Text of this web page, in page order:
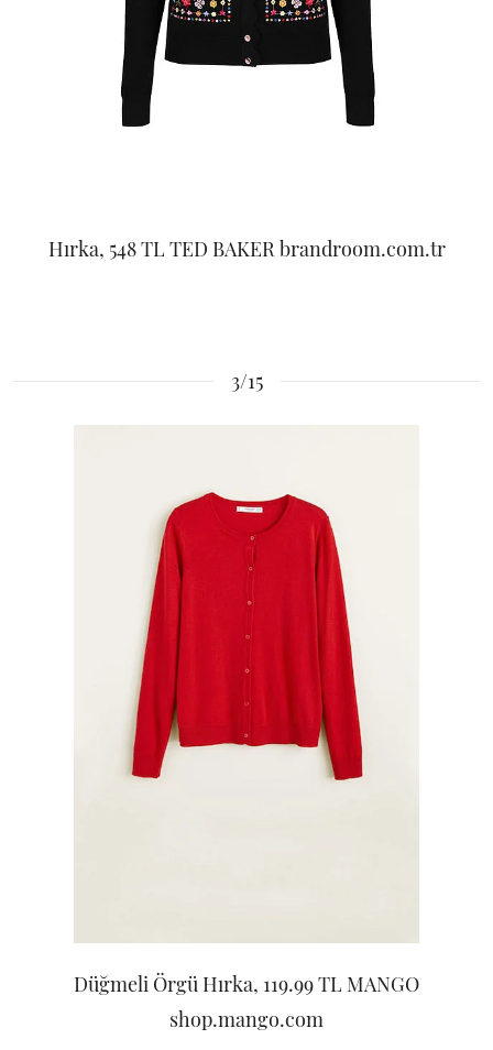
Hırka, 548 TL TED BAKER brandroom.com.tr
3/15
Düğmeli Örgü Hırka, 119.99 TL MANGO
shop.mango.com